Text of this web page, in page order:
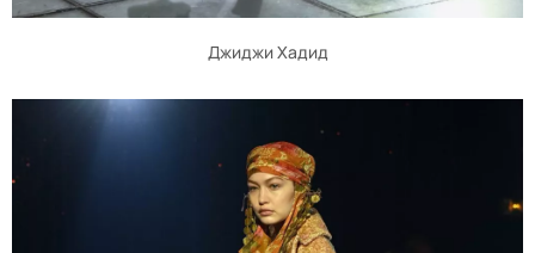
Джиджи Хадид